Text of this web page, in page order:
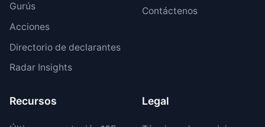
Gurús
Acciones
Directorio de declarantes
Radar Insights
Contáctenos
Recursos Legal